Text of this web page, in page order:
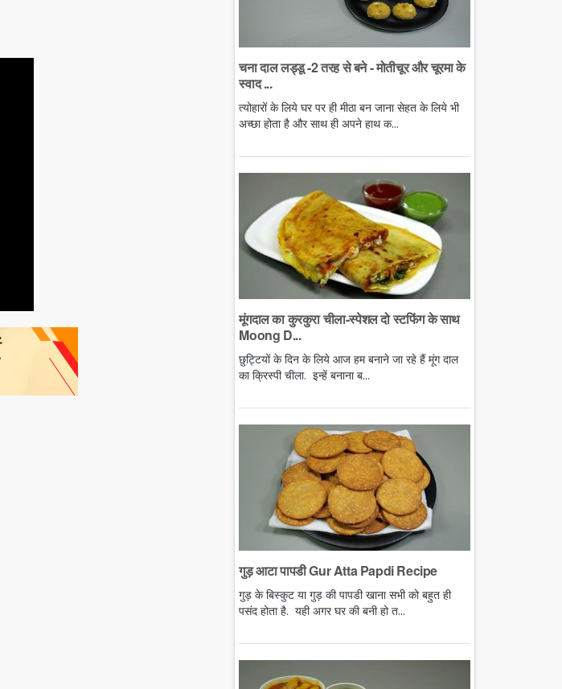
चना दाल लड्डू -2 तरह से बने - मोतीचूर और चूरमा के
स्वाद ...
त्योहारों के लिये घर पर ही मीठा बन जाना सेहत के लिये भी
अच्छा होता है और साथ ही अपने हाथ क...
मूंगदाल का कुरकुरा चीला-स्पेशल दो स्टफिंग के साथ
Moong D...
छुट्टियों के दिन के लिये आज हम बनाने जा रहे हैं मूंग दाल
का क्रिस्पी चीला. इन्हें बनाना ब...
गुड़ आटा पापडी Gur Atta Papdi Recipe
गुड़ के बिस्कुट या गुड़ की पापडी खाना सभी को बहुत ही
पसंद होता है. यही अगर घर की बनी हो त...